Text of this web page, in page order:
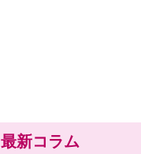
最新コラム